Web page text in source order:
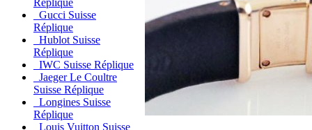
Réplique
Gucci Suisse
Réplique
Hublot Suisse
Réplique
IWC Suisse Réplique
Jaeger Le Coultre
Suisse Réplique
Longines Suisse
Réplique
Louis Vuitton Suisse